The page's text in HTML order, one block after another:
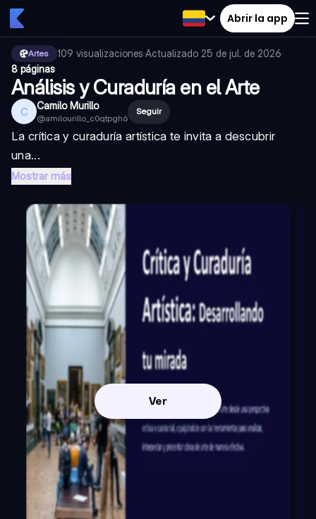
Abrir la app
Artes 109 visualizaciones·Actualizado 25 de jul. de 2026·
8 páginas
Análisis y Curaduría en el Arte
C Camilo Murillo
@amilourillo_c0qtpgh6
Seguir
La crítica y curaduría artística te invita a descubrir
una...
Mostrar más
Ver